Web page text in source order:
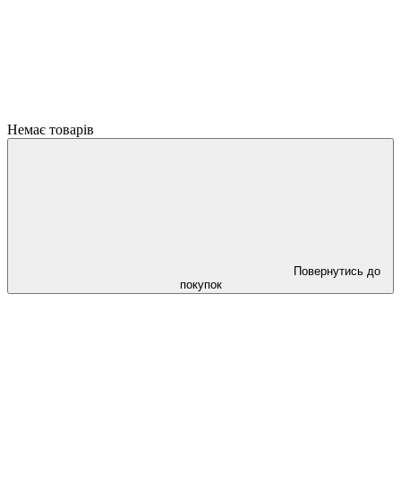
Немає товарів
Повернутись до
покупок